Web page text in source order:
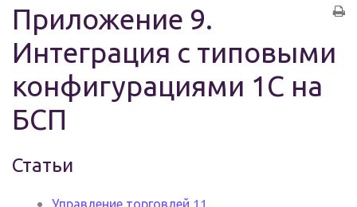
Приложение 9.
Интеграция с типовыми
конфигурациями 1С на
БСП
Статьи
Управление торговлей 11